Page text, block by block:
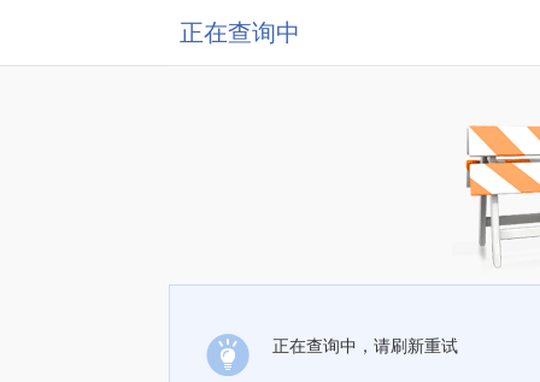
正在查询中
正在查询中，请刷新重试